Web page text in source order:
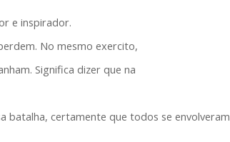
e inspirador.
No mesmo exercito,
Significa dizer que na
batalha, certamente que todos se envolveram